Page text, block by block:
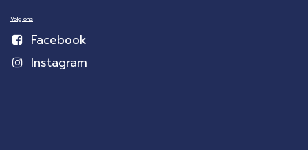
Volg ons
Facebook
Instagram